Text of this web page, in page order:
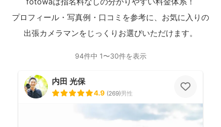
プロフィール・写真例・口コミを参考に、お気に入りの
出張カメラマンをじっくりお選びいただけます。
94件中 1〜30件を表示
内田 光保
4.9 (269)男性